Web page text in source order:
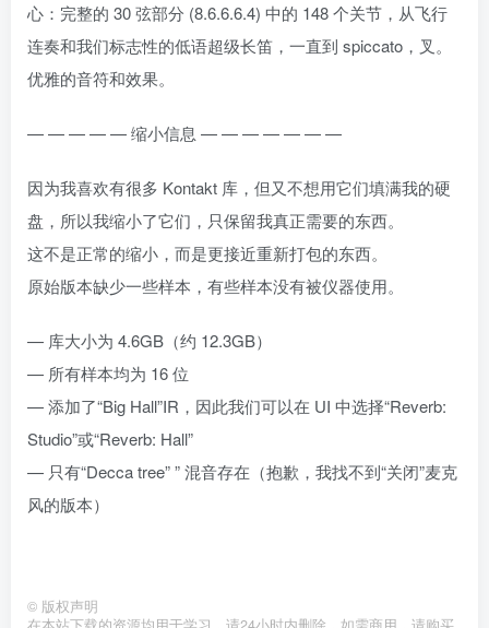
心：完整的 30 弦部分 (8.6.6.6.4) 中的 148 个关节，从飞行
连奏和我们标志性的低语超级长笛，一直到 spiccato，叉。
优雅的音符和效果。
— — — — — 缩小信息 — — — — — — —
因为我喜欢有很多 Kontakt 库，但又不想用它们填满我的硬
盘，所以我缩小了它们，只保留我真正需要的东西。
这不是正常的缩小，而是更接近重新打包的东西。
原始版本缺少一些样本，有些样本没有被仪器使用。
— 库大小为 4.6GB（约 12.3GB）
— 所有样本均为 16 位
— 添加了“Big Hall”IR，因此我们可以在 UI 中选择“Reverb:
Studio”或“Reverb: Hall”
— 只有“Decca tree” ” 混音存在（抱歉，我找不到“关闭”麦克
风的版本）
© 版权声明